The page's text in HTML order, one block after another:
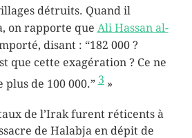
détruits. Quand il
on rapporte que Ali Hassan al-
disant : “182 000 ?
que cette exagération ? Ce ne
plus de 100 000.”3»
de l’Irak furent réticents à
de Halabja en dépit de